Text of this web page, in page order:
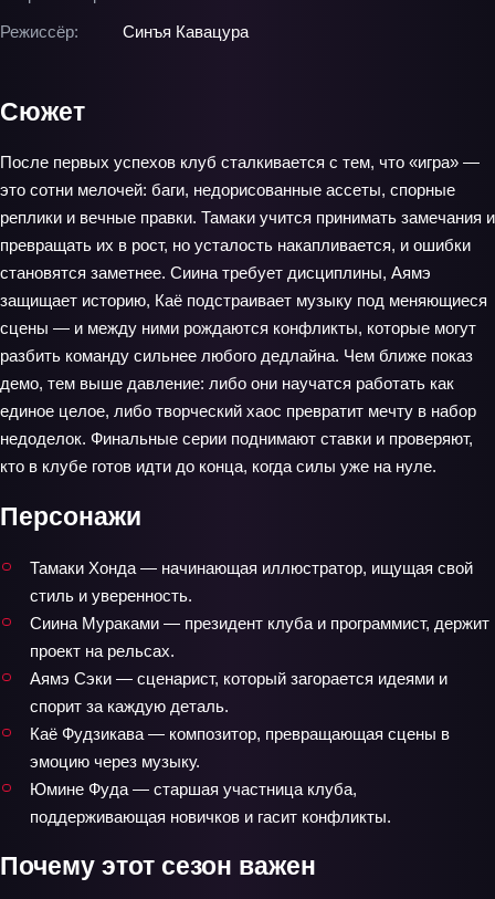
Режиссёр:
Синъя Кавацура
Сюжет
После первых успехов клуб сталкивается с тем, что «игра» —
это сотни мелочей: баги, недорисованные ассеты, спорные
реплики и вечные правки. Тамаки учится принимать замечания и
превращать их в рост, но усталость накапливается, и ошибки
становятся заметнее. Сиина требует дисциплины, Аямэ
защищает историю, Каё подстраивает музыку под меняющиеся
сцены — и между ними рождаются конфликты, которые могут
разбить команду сильнее любого дедлайна. Чем ближе показ
демо, тем выше давление: либо они научатся работать как
единое целое, либо творческий хаос превратит мечту в набор
недоделок. Финальные серии поднимают ставки и проверяют,
кто в клубе готов идти до конца, когда силы уже на нуле.
Персонажи
Тамаки Хонда — начинающая иллюстратор, ищущая свой
стиль и уверенность.
Сиина Мураками — президент клуба и программист, держит
проект на рельсах.
Аямэ Сэки — сценарист, который загорается идеями и
спорит за каждую деталь.
Каё Фудзикава — композитор, превращающая сцены в
эмоцию через музыку.
Юмине Фуда — старшая участница клуба,
поддерживающая новичков и гасит конфликты.
Почему этот сезон важен